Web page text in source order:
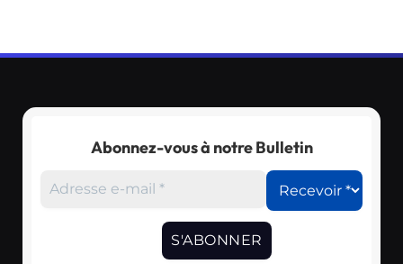
Abonnez-vous à notre Bulletin